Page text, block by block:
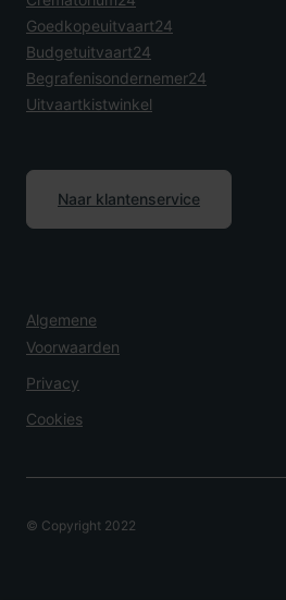
Goedkopeuitvaart24
Budgetuitvaart24
Begrafenisondernemer24
Uitvaartkistwinkel
Naar klantenservice
Algemene
Voorwaarden
Privacy
Cookies
© Copyright 2022